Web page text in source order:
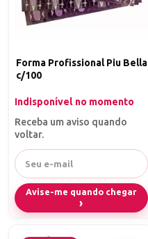
Forma Profissional Piu Bella
c/100
Indisponível no momento
Receba um aviso quando
voltar.
Avise-me quando chegar